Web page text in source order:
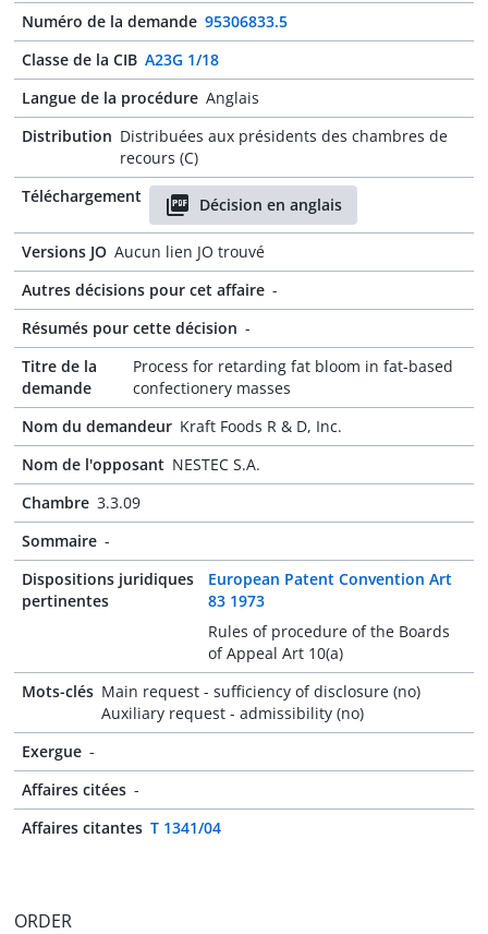
Numéro de la demande 95306833.5
Classe de la CIB A23G 1/18
Langue de la procédure Anglais
Distribution Distribuées aux présidents des chambres de
recours (C)
Téléchargement
Décision en anglais
Versions JO Aucun lien JO trouvé
Autres décisions pour cet affaire -
Résumés pour cette décision -
Titre de la
demande
Process for retarding fat bloom in fat-based
confectionery masses
Nom du demandeur Kraft Foods R & D, Inc.
Nom de l'opposant NESTEC S.A.
Chambre 3.3.09
Sommaire -
Dispositions juridiques
pertinentes
European Patent Convention Art
83 1973
Rules of procedure of the Boards
of Appeal Art 10(a)
Mots-clés Main request - sufficiency of disclosure (no)
Auxiliary request - admissibility (no)
Exergue -
Affaires citées -
Affaires citantes T 1341/04
ORDER